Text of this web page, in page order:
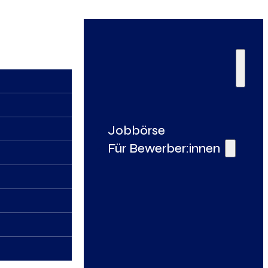
Jobbörse
Für Bewerber:innen